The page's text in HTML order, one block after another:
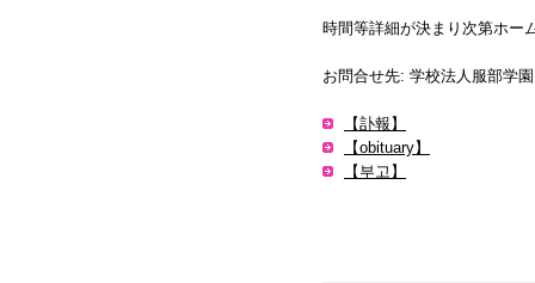
時間等詳細が決まり次第ホー
お問合せ先: 学校法人服部学
【訃報】
【obituary】
【부고】